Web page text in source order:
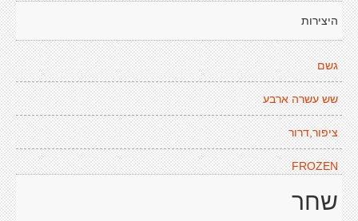
היצירות
גשם
שש עשרה ארבע
ציפור,דרור
FROZEN
שחר